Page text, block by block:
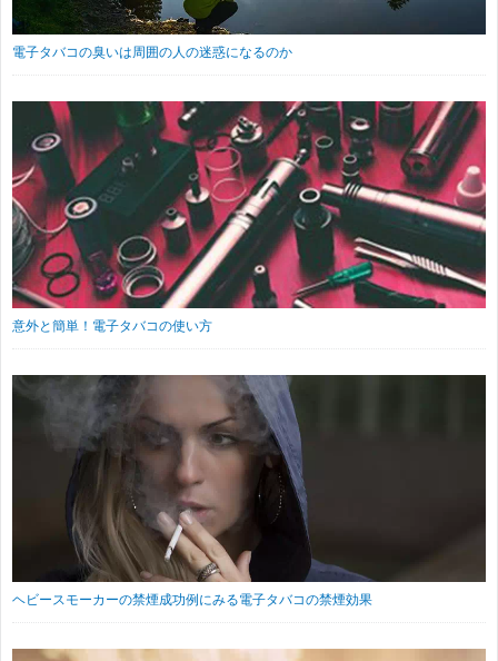
電子タバコの臭いは周囲の人の迷惑になるのか
意外と簡単！電子タバコの使い方
ヘビースモーカーの禁煙成功例にみる電子タバコの禁煙効果